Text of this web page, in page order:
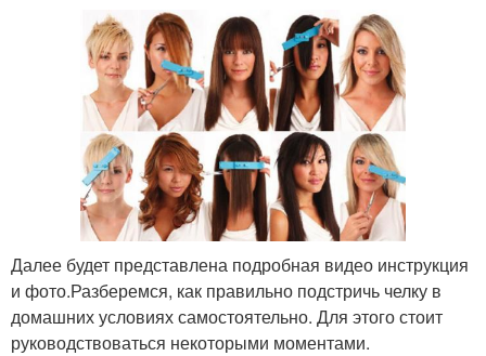
Далее будет представлена подробная видео инструкция
и фото.Разберемся, как правильно подстричь челку в
домашних условиях самостоятельно. Для этого стоит
руководствоваться некоторыми моментами.